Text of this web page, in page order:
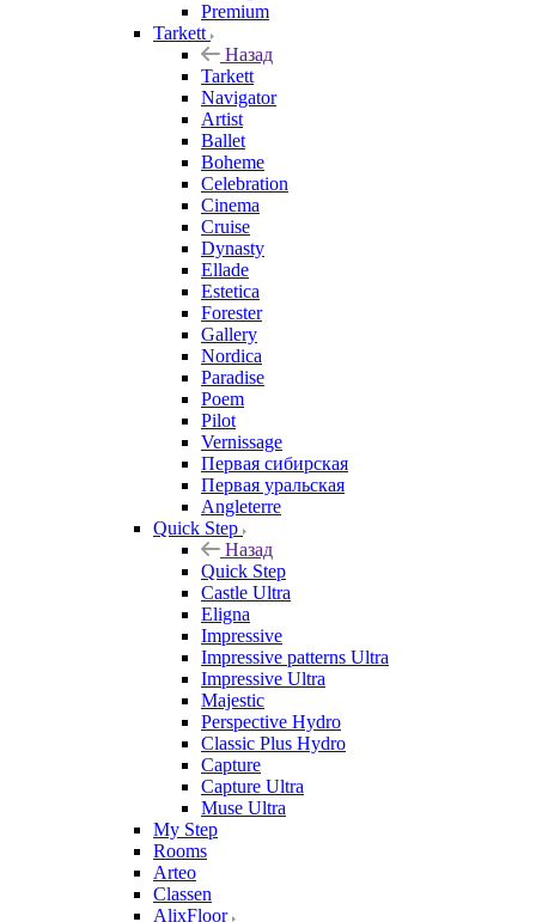
Premium
Tarkett
Назад
Tarkett
Navigator
Artist
Ballet
Boheme
Celebration
Cinema
Cruise
Dynasty
Ellade
Estetica
Forester
Gallery
Nordica
Paradise
Poem
Pilot
Vernissage
Первая сибирская
Первая уральская
Angleterre
Quick Step
Назад
Quick Step
Castle Ultra
Eligna
Impressive
Impressive patterns Ultra
Impressive Ultra
Majestic
Perspective Hydro
Classic Plus Hydro
Capture
Capture Ultra
Muse Ultra
My Step
Rooms
Arteo
Classen
AlixFloor